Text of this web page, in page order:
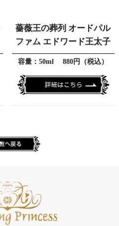
薔薇王の葬列 オードパル
ファム エドワード王太子
容量：50ml 880円（税込）